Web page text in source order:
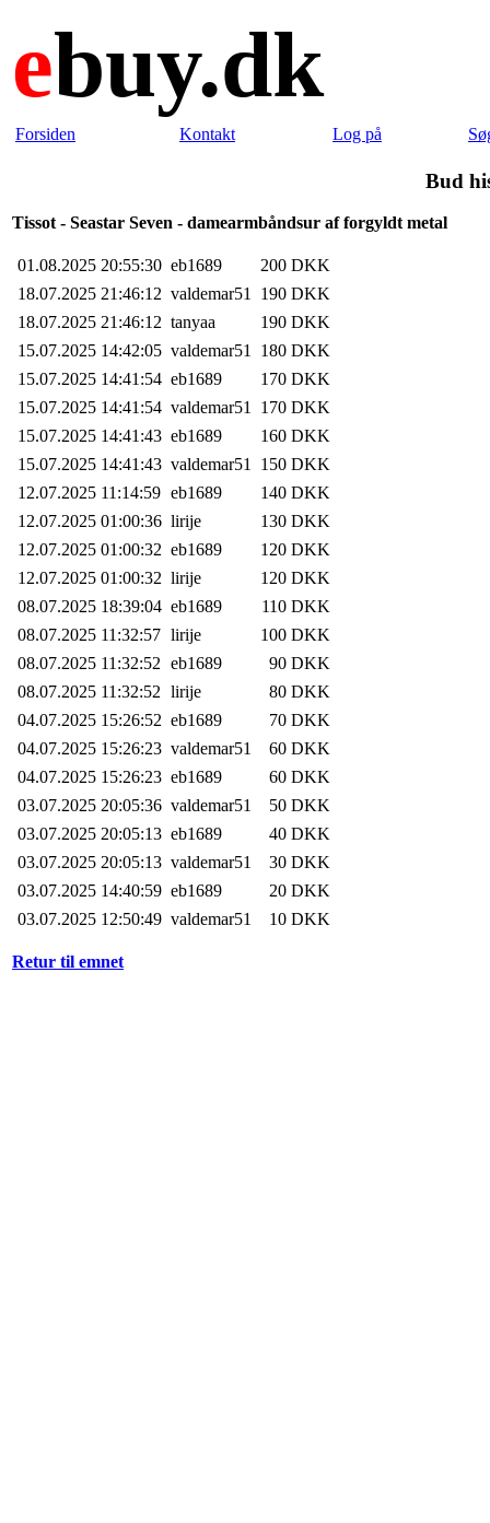
ebuy.dk
Forsiden Kontakt Log på
Bud
Tissot - Seastar Seven - damearmbåndsur af forgyldt metal
01.08.2025 20:55:30 eb1689
200 DKK
18.07.2025 21:46:12 valdemar51 190 DKK
18.07.2025 21:46:12 tanyaa
190 DKK
15.07.2025 14:42:05 valdemar51 180 DKK
15.07.2025 14:41:54 eb1689
170 DKK
15.07.2025 14:41:54 valdemar51 170 DKK
15.07.2025 14:41:43 eb1689
160 DKK
15.07.2025 14:41:43 valdemar51 150 DKK
12.07.2025 11:14:59 eb1689
140 DKK
12.07.2025 01:00:36 lirije
130 DKK
12.07.2025 01:00:32 eb1689
120 DKK
12.07.2025 01:00:32 lirije
120 DKK
08.07.2025 18:39:04 eb1689
110 DKK
08.07.2025 11:32:57 lirije
100 DKK
08.07.2025 11:32:52 eb1689
90 DKK
08.07.2025 11:32:52 lirije
80 DKK
04.07.2025 15:26:52 eb1689
70 DKK
04.07.2025 15:26:23 valdemar51
60 DKK
04.07.2025 15:26:23 eb1689
60 DKK
03.07.2025 20:05:36 valdemar51
50 DKK
03.07.2025 20:05:13 eb1689
40 DKK
03.07.2025 20:05:13 valdemar51
30 DKK
03.07.2025 14:40:59 eb1689
20 DKK
03.07.2025 12:50:49 valdemar51 10 DKK
Retur til emnet